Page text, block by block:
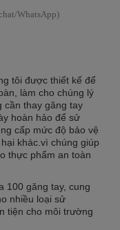
WhatsApp)
tôi được thiết kế để
làm cho chúng lý
cần thay găng tay
hoàn hảo để sử
cấp mức độ bảo vệ
khác.vì chúng giúp
thực phẩm an toàn
100 găng tay, cung
nhiều loại sử
tiện cho môi trường